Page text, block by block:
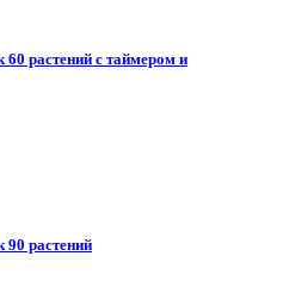
растений с таймером и
растений